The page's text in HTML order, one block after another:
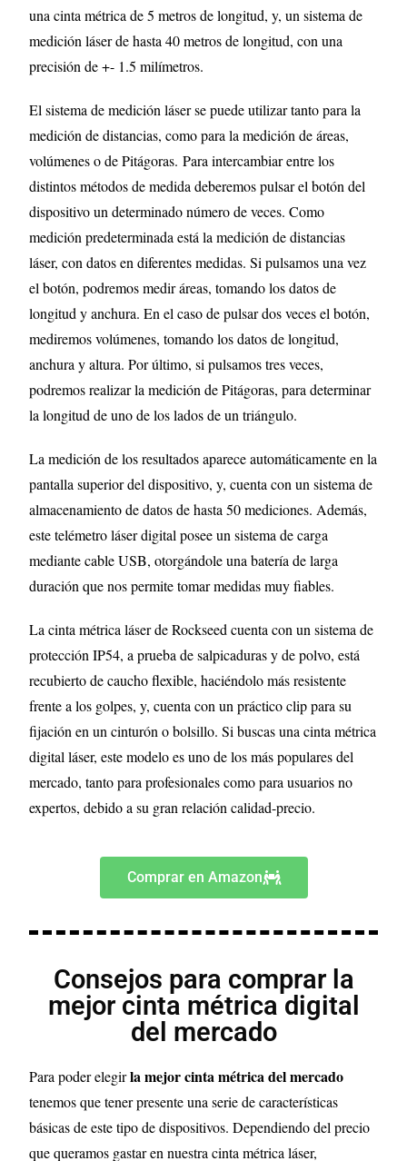
una cinta métrica de 5 metros de longitud, y, un sistema de
medición láser de hasta 40 metros de longitud, con una
precisión de +- 1.5 milímetros.
El sistema de medición láser se puede utilizar tanto para la
medición de distancias, como para la medición de áreas,
volúmenes o de Pitágoras. Para intercambiar entre los
distintos métodos de medida deberemos pulsar el botón del
dispositivo un determinado número de veces. Como
medición predeterminada está la medición de distancias
láser, con datos en diferentes medidas. Si pulsamos una vez
el botón, podremos medir áreas, tomando los datos de
longitud y anchura. En el caso de pulsar dos veces el botón,
mediremos volúmenes, tomando los datos de longitud,
anchura y altura. Por último, si pulsamos tres veces,
podremos realizar la medición de Pitágoras, para determinar
la longitud de uno de los lados de un triángulo.
La medición de los resultados aparece automáticamente en la
pantalla superior del dispositivo, y, cuenta con un sistema de
almacenamiento de datos de hasta 50 mediciones. Además,
este telémetro láser digital posee un sistema de carga
mediante cable USB, otorgándole una batería de larga
duración que nos permite tomar medidas muy fiables.
La cinta métrica láser de Rockseed cuenta con un sistema de
protección IP54, a prueba de salpicaduras y de polvo, está
recubierto de caucho flexible, haciéndolo más resistente
frente a los golpes, y, cuenta con un práctico clip para su
fijación en un cinturón o bolsillo. Si buscas una cinta métrica
digital láser, este modelo es uno de los más populares del
mercado, tanto para profesionales como para usuarios no
expertos, debido a su gran relación calidad-precio.
Comprar en Amazon
Consejos para comprar la
mejor cinta métrica digital
del mercado
Para poder elegirla mejor cinta métrica del mercado
tenemos que tener presente una serie de características
básicas de este tipo de dispositivos. Dependiendo del precio
que queramos gastar en nuestra cinta métrica láser,